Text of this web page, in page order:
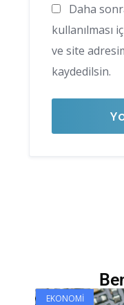
Daha
kullanılması
ve site
kaydedilsin.
EKONOMI